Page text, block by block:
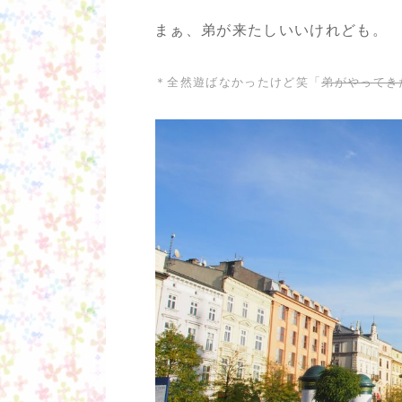
まぁ、弟が来たしいいけれども。
＊全然遊ばなかったけど笑「弟がやってき